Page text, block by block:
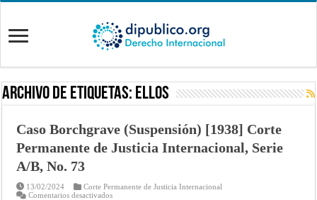
Archivo de Etiquetas: ellos
Caso Borchgrave (Suspensión) [1938] Corte
Permanente de Justicia Internacional, Serie
A/B, No. 73
13/02/2024
Corte Permanente de Justicia Internacional
Comentarios desactivadosen